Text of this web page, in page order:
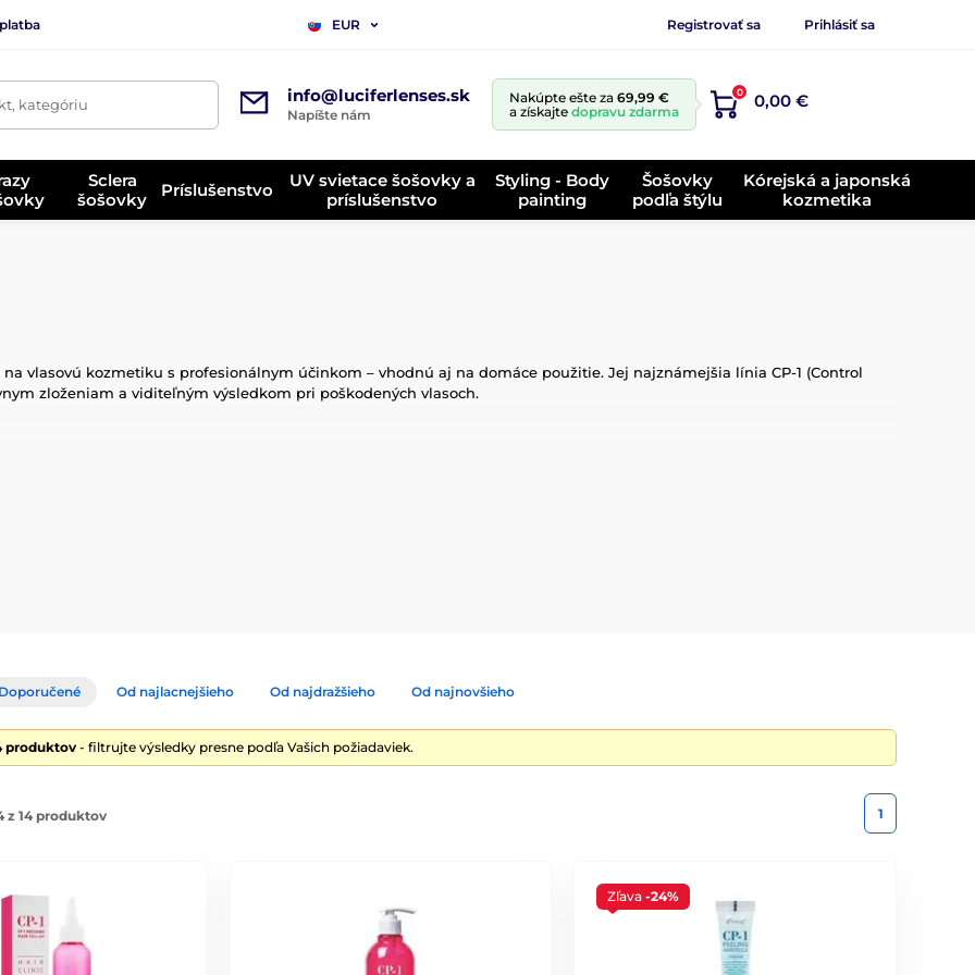
EUR Registrovať sa Prihlásiť sa
kategóriu info@luciferlenses.sk
Napíšte nám
Nakúpte ešte za 69,99 €
a získajte dopravu zdarma
0 0,00 €
Sclera
šošovky
Príslušenstvo
UV svietace šošovky a
príslušenstvo
Styling - Body
painting
Šošovky
podľa štýlu
Kórejská a japonská
kozmetika
vlasovú kozmetiku s profesionálnym účinkom – vhodnú aj na domáce použitie. Jej najznámejšia línia CP-1 (Control
zloženiam a viditeľným výsledkom pri poškodených vlasoch.
ingredienciami, ako sú proteíny, keratín, kolagén, hodváb a rastlinné oleje. Cieľom značky je obnoviť štruktúru vlasu,
obsahom keratínu pre rýchlu regeneráciu vlasovej štruktúry. Ideálna pre vlasy poškodené teplom alebo farbením.
hľadá účinnú a kvalitnú vlasovú starostlivosť pre silné, zdravé a lesklé vlasy.
Doporučené Od najlacnejšieho Od najdražšieho Od najnovšieho
produktov- filtrujte výsledky presne podľa Vašich požiadaviek.
z 14 produktov 1
Zľava-24%